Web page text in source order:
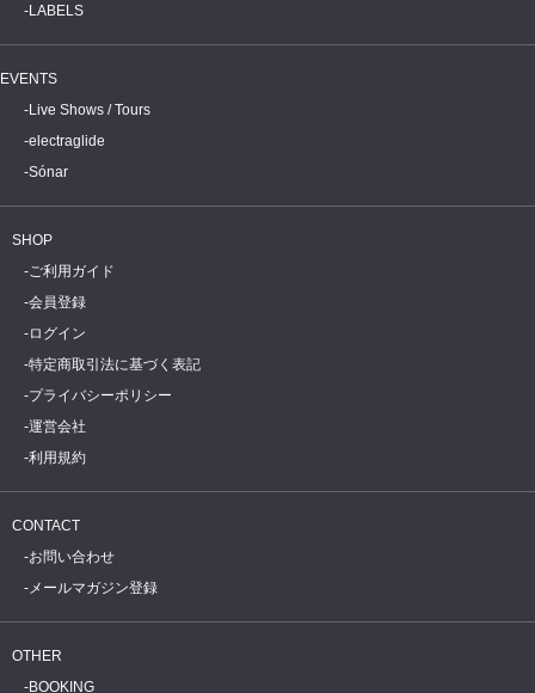
LABELS
EVENTS
Live Shows / Tours
electraglide
Sónar
SHOP
ご利用ガイド
会員登録
ログイン
特定商取引法に基づく表記
プライバシーポリシー
運営会社
利用規約
CONTACT
お問い合わせ
メールマガジン登録
OTHER
BOOKING